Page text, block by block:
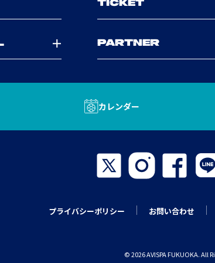
TICKET
PARTNER
カレンダー
プライバシーポリシー お問い合わせ
© 2026 AVISPA FUKUOKA. All